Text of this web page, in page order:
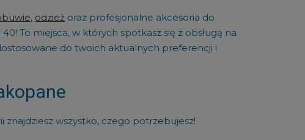
, odzież oraz profesjonalne akcesoria do
To miejsca, w których spotkasz się z obsługą na
do twoich aktualnych preferencji i
znajdziesz wszystko, czego potrzebujesz!